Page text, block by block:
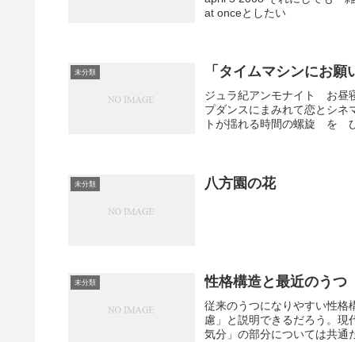
at onceとしたい
未分類 「タイムマシンにお願
ジュラ紀アンモナイト お昼
プダンスにまみれて恋とシネ
トが揺れる時間の螺旋 を
未分類 八方園の花
未分類 性格構造と最近のうつ
従来のうつになりやすい性格
慮」と説明できるだろう。現
気分」の部分については共通